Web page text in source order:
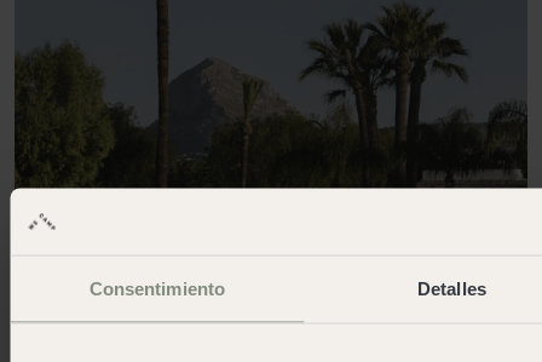
Consentimiento Detalles